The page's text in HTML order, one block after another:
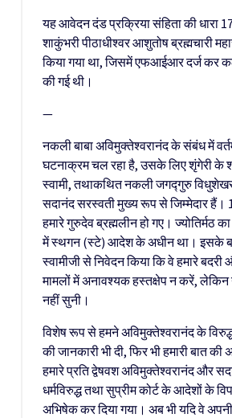
यह आवेदन दंड प्रक्रिया संहिता की धारा
शाकुंभरी पीठाधीश्वर आशुतोष ब्रह्मचारी
किया गया था, जिसमें एफआईआर दर्ज कर
की गई थी।
—
नकली बाबा अविमुक्तेश्वरानंद के संबंध में
घटनाक्रम चल रहा है, उसके लिए शृंगेरी के
स्वामी, तथाकथित नकली जगद्गुरु
सदानंद सरस्वती मुख्य रूप से जिम्मेदार हैं।
हमारे गुरुदेव ब्रह्मलीन हो गए। ज्योतिर्मठ
में स्थगन (स्टे) आदेश के अधीन था। इसके
स्वामीजी से निवेदन किया कि वे हमारे बदरी
मामलों में अनावश्यक हस्तक्षेप न करें, लेकिन
नहीं सुनी।
विशेष रूप से हमने अविमुक्तेश्वरानंद के
की जानकारी भी दी, फिर भी हमारी बात
हमारे प्रति द्वेषवश अविमुक्तेश्वरानंद और
धर्मविरुद्ध तथा सुप्रीम कोर्ट के आदेशों के
अभिषेक कर दिया गया। अब भी यदि वे